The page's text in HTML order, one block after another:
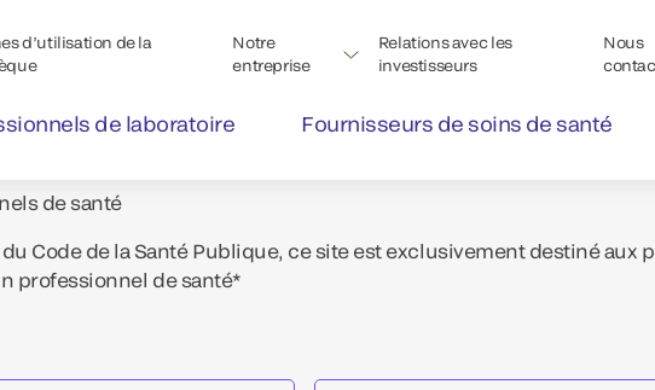
d’utilisation de la
Notre
entreprise
Relations avec les
investisseurs
Nous
de laboratoire Fournisseurs de soins de santé
de santé
Code de la Santé Publique, ce site est exclusivement destiné aux
professionnel de santé*